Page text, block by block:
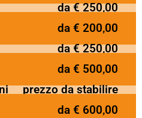
da € 250,00
da € 200,00
da € 250,00
da € 500,00
prezzo da stabilire
da € 600,00